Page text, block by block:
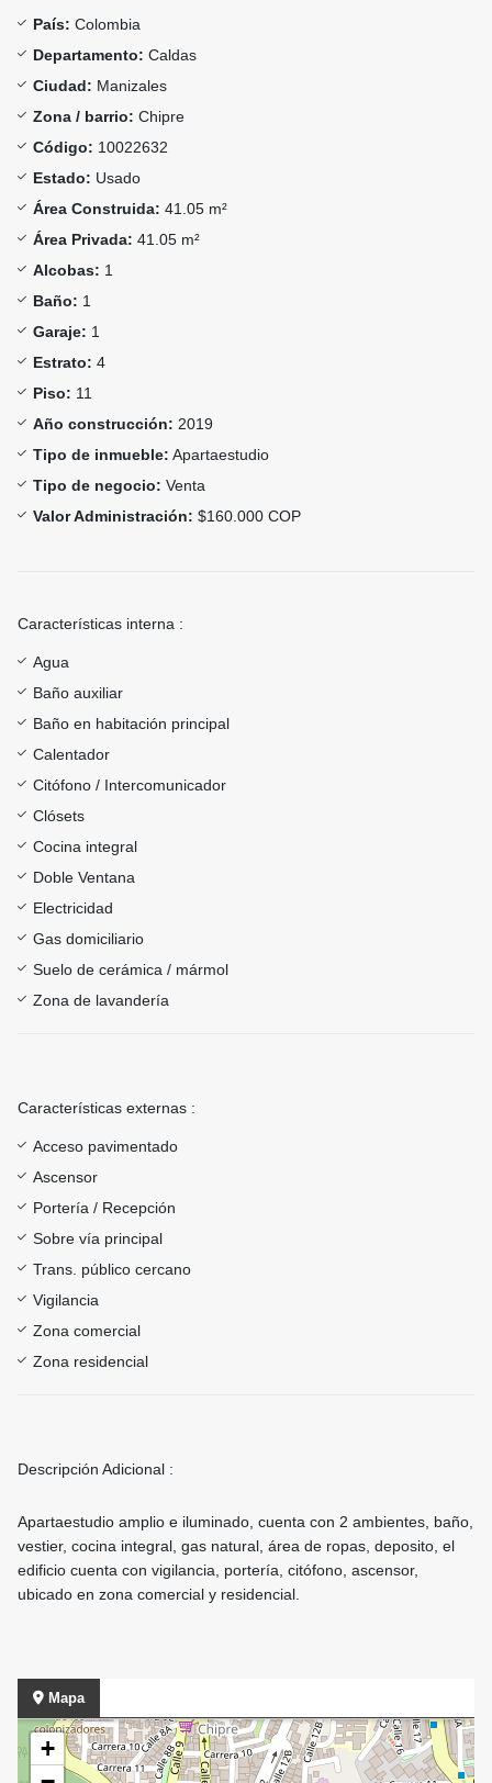
País: Colombia
Departamento: Caldas
Ciudad: Manizales
Zona / barrio: Chipre
Código: 10022632
Estado: Usado
Área Construida: 41.05 m²
Área Privada: 41.05 m²
Alcobas: 1
Baño: 1
Garaje: 1
Estrato: 4
Piso: 11
Año construcción: 2019
Tipo de inmueble: Apartaestudio
Tipo de negocio: Venta
Valor Administración: $160.000 COP
Características interna :
Agua
Baño auxiliar
Baño en habitación principal
Calentador
Citófono / Intercomunicador
Clósets
Cocina integral
Doble Ventana
Electricidad
Gas domiciliario
Suelo de cerámica / mármol
Zona de lavandería
Características externas :
Acceso pavimentado
Ascensor
Portería / Recepción
Sobre vía principal
Trans. público cercano
Vigilancia
Zona comercial
Zona residencial
Descripción Adicional :
Apartaestudio amplio e iluminado, cuenta con 2 ambientes, baño,
vestier, cocina integral, gas natural, área de ropas, deposito, el
edificio cuenta con vigilancia, portería, citófono, ascensor,
ubicado en zona comercial y residencial.
Mapa
+